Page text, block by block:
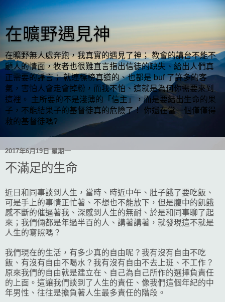
在曠野遇見神
在曠野無人處奔跑，我真實的遇見了神； 教會的講台不能不
顧人的情面，牧者也很難直言指出信徒的缺失、給出人們真
正需要的諍言； 就連標榜真道的、也都是 buf 了許多的客
氣，害怕人會走會掉粉，而我不怕、這就是為何你需要來到
這裡。 主所要的不是淺薄的「信主」，而是要結出生命的果
子，不能結果子的基督徒真的危險了！ 你還在當一個僅僅得
救的基督徒嗎?
2017年6月19日 星期一
不滿足的生命
近日和同事談到人生，當時、時近中午、肚子餓了要吃飯、
可是手上的事情正忙著、不想也不能放下，但是腹中的飢餓
感不斷的催逼著我、深感到人生的無耐、於是和同事聊了起
來；我們倆都是年過半百的人、講著講著，就發現這不就是
人生的寫照嗎？
我們現在的生活，有多少真的自由呢？我有沒有自由不吃
飯、有沒有自由不喝水？我有沒有自由不去上班、不工作？
原來我們的自由就是建立在、自己為自己所作的選擇負責任
的上面。這讓我們談到了人生的責任、像我們這個年紀的中
年男性、往往是擔負著人生最多責任的階段。